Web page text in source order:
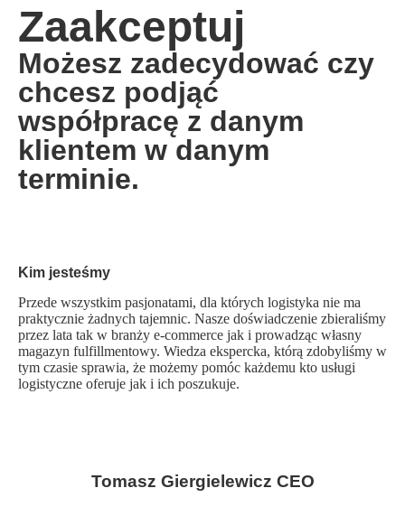
Zaakceptuj
Możesz zadecydować czy
chcesz podjąć
współpracę z danym
klientem w danym
terminie.
Kim jesteśmy
Przede wszystkim pasjonatami, dla których logistyka nie ma
praktycznie żadnych tajemnic. Nasze doświadczenie zbieraliśmy
przez lata tak w branży e-commerce jak i prowadząc własny
magazyn fulfillmentowy. Wiedza ekspercka, którą zdobyliśmy w
tym czasie sprawia, że możemy pomóc każdemu kto usługi
logistyczne oferuje jak i ich poszukuje.
Tomasz Giergielewicz CEO